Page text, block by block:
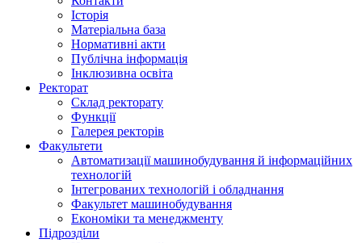
Історія
Матеріальна база
Нормативні акти
Публічна інформація
Інклюзивна освіта
Ректорат
Склад ректорату
Функції
Галерея ректорів
Факультети
Автоматизації машинобудування й інформаційних
технологій
Інтегрованих технологій і обладнання
Факультет машинобудування
Економіки та менеджменту
Підрозділи